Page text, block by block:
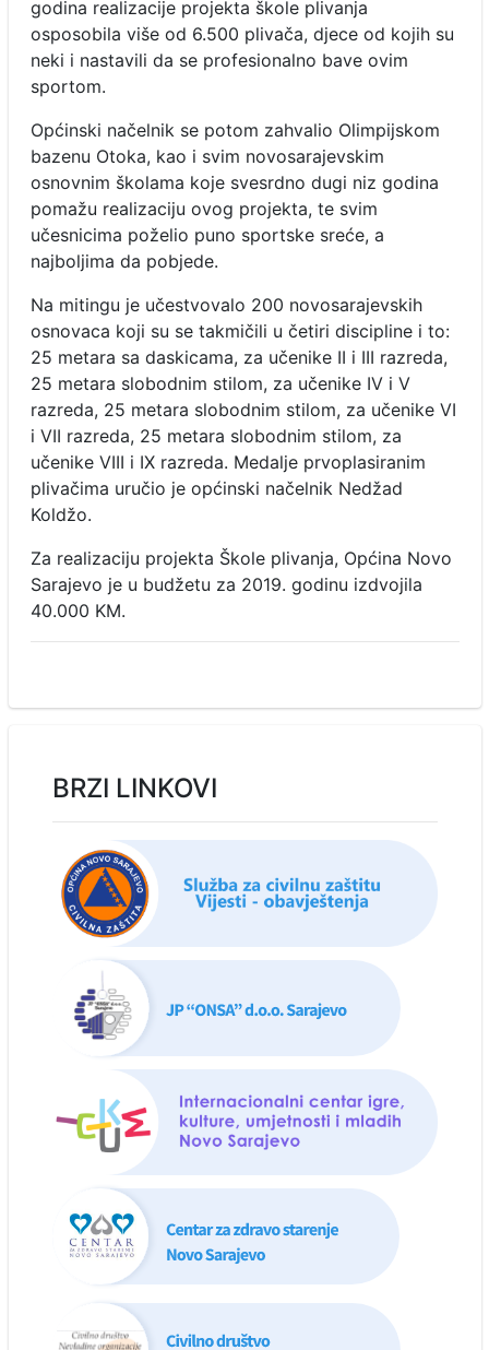
godina realizacije projekta škole plivanja
osposobila više od 6.500 plivača, djece od kojih su
neki i nastavili da se profesionalno bave ovim
sportom.
Općinski načelnik se potom zahvalio Olimpijskom
bazenu Otoka, kao i svim novosarajevskim
osnovnim školama koje svesrdno dugi niz godina
pomažu realizaciju ovog projekta, te svim
učesnicima poželio puno sportske sreće, a
najboljima da pobjede.
Na mitingu je učestvovalo 200 novosarajevskih
osnovaca koji su se takmičili u četiri discipline i to:
25 metara sa daskicama, za učenike II i III razreda,
25 metara slobodnim stilom, za učenike IV i V
razreda, 25 metara slobodnim stilom, za učenike VI
i VII razreda, 25 metara slobodnim stilom, za
učenike VIII i IX razreda. Medalje prvoplasiranim
plivačima uručio je općinski načelnik Nedžad
Koldžo.
Za realizaciju projekta Škole plivanja, Općina Novo
Sarajevo je u budžetu za 2019. godinu izdvojila
40.000 KM.
BRZI LINKOVI